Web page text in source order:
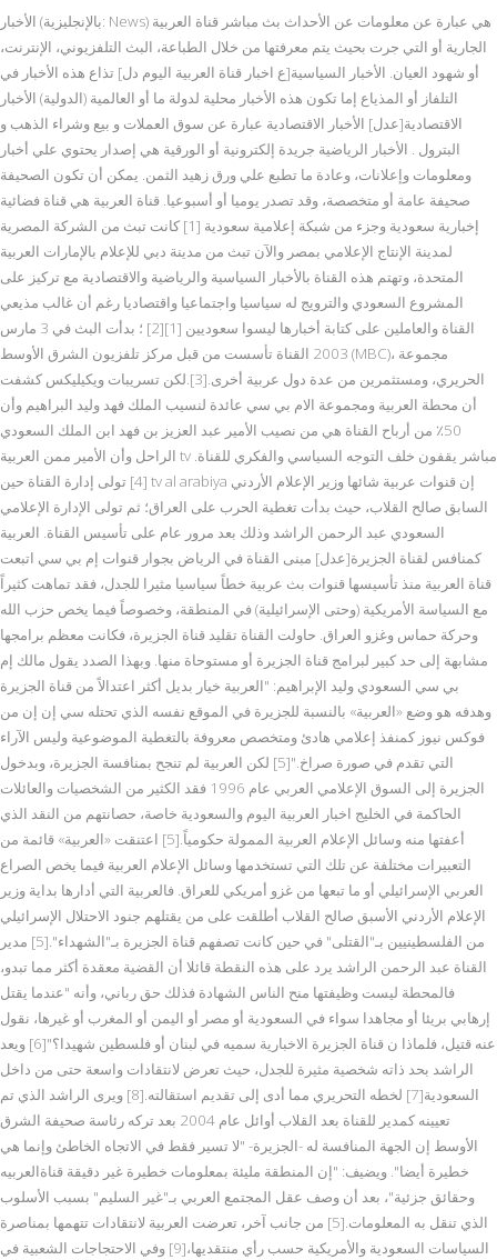
الأخبار (بالإنجليزية: News) هي عبارة عن معلومات عن الأحداث بث مباشر قناة العربية
الجارية أو التي جرت بحيث يتم معرفتها من خلال الطباعة، البث التلفزيوني، الإنترنت،
أو شهود العيان. الأخبار السياسية[ع اخبار قناة العربية اليوم دل] تذاع هذه الأخبار في
التلفاز أو المذياع إما تكون هذه الأخبار محلية لدولة ما أو العالمية (الدولية) الأخبار
الاقتصادية[عدل] الأخبار الاقتصادية عبارة عن سوق العملات و بيع وشراء الذهب و
البترول . الأخبار الرياضية جريدة إلكترونية أو الورقية هي إصدار يحتوي علي أخبار
ومعلومات وإعلانات، وعادة ما تطبع علي ورق زهيد الثمن. يمكن أن تكون الصحيفة
صحيفة عامة أو متخصصة، وقد تصدر يوميا أو أسبوعيا. قناة العربية هي قناة فضائية
إخبارية سعودية وجزء من شبكة إعلامية سعودية [1] كانت تبث من الشركة المصرية
لمدينة الإنتاج الإعلامي بمصر والآن تبث من مدينة دبي للإعلام بالإمارات العربية
المتحدة، وتهتم هذه القناة بالأخبار السياسية والرياضية والاقتصادية مع تركيز على
المشروع السعودي والترويج له سياسيا واجتماعيا واقتصاديا رغم أن غالب مذيعي
القناة والعاملين على كتابة أخبارها ليسوا سعوديين [1][2] ؛ بدأت البث في 3 مارس
2003 القناة تأسست من قبل مركز تلفزيون الشرق الأوسط (MBC)، مجموعة
الحريري، ومستثمرين من عدة دول عربية أخرى.[3].لكن تسريبات ويكيليكس كشفت
أن محطة العربية ومجموعة الام بي سي عائدة لنسيب الملك فهد وليد البراهيم وأن
50٪ من أرباح القناة هي من نصيب الأمير عبد العزيز بن فهد ابن الملك السعودي
الراحل وأن الأمير ممن العربية tv مباشر يقفون خلف التوجه السياسي والفكري للقناة.
[4] تولى إدارة القناة حين tv al arabiya إن قنوات عربية شائها وزير الإعلام الأردني
السابق صالح القلاب، حيث بدأت تغطية الحرب على العراق؛ ثم تولى الإدارة الإعلامي
السعودي عبد الرحمن الراشد وذلك بعد مرور عام على تأسيس القناة. العربية
كمنافس لقناة الجزيرة[عدل] مبنى القناة في الرياض بجوار قنوات إم بي سي اتبعت
قناة العربية منذ تأسيسها قنوات بث عربية خطاً سياسيا مثيرا للجدل، فقد تماهت كثيراً
مع السياسة الأمريكية (وحتى الإسرائيلية) في المنطقة، وخصوصاً فيما يخص حزب الله
وحركة حماس وغزو العراق. حاولت القناة تقليد قناة الجزيرة، فكانت معظم برامجها
مشابهة إلى حد كبير لبرامج قناة الجزيرة أو مستوحاة منها. وبهذا الصدد يقول مالك إم
بي سي السعودي وليد الإبراهيم: "العربية خيار بديل أكثر اعتدالاً من قناة الجزيرة
وهدفه هو وضع «العربية» بالنسبة للجزيرة في الموقع نفسه الذي تحتله سي إن إن من
فوكس نيوز كمنفذ إعلامي هادئ ومتخصص معروفة بالتغطية الموضوعية وليس الآراء
التي تقدم في صورة صراخ."[5] لكن العربية لم تنجح بمنافسة الجزيرة، وبدخول
الجزيرة إلى السوق الإعلامي العربي عام 1996 فقد الكثير من الشخصيات والعائلات
الحاكمة في الخليج اخبار العربية اليوم والسعودية خاصة، حصانتهم من النقد الذي
أعفتها منه وسائل الإعلام العربية الممولة حكومياً.[5] اعتنقت «العربية» قائمة من
التعبيرات مختلفة عن تلك التي تستخدمها وسائل الإعلام العربية فيما يخص الصراع
العربي الإسرائيلي أو ما تبعها من غزو أمريكي للعراق. فالعربية التي أدارها بداية وزير
الإعلام الأردني الأسبق صالح القلاب أطلقت على من يقتلهم جنود الاحتلال الإسرائيلي
من الفلسطينيين بـ"القتلى" في حين كانت تصفهم قناة الجزيرة بـ"الشهداء".[5] مدير
القناة عبد الرحمن الراشد يرد على هذه النقطة قائلا أن القضية معقدة أكثر مما تبدو،
فالمحطة ليست وظيفتها منح الناس الشهادة فذلك حق رباني، وأنه "عندما يقتل
إرهابي بريئا أو مجاهدا سواء في السعودية أو مصر أو اليمن أو المغرب أو غيرها، نقول
عنه قتيل، فلماذا ن قناة الجزيرة الاخبارية سميه في لبنان أو فلسطين شهيدا؟"[6] ويعد
الراشد بحد ذاته شخصية مثيرة للجدل، حيث تعرض لانتقادات واسعة حتى من داخل
السعودية[7] لخطه التحريري مما أدى إلى تقديم استقالته.[8] ويرى الراشد الذي تم
تعيينه كمدير للقناة بعد القلاب أوائل عام 2004 بعد تركه رئاسة صحيفة الشرق
الأوسط إن الجهة المنافسة له -الجزيرة- "لا تسير فقط في الاتجاه الخاطئ وإنما هي
خطيرة أيضا". ويضيف: "إن المنطقة مليئة بمعلومات خطيرة غير دقيقة قناةالعربيه
وحقائق جزئية"، بعد أن وصف عقل المجتمع العربي بـ"غير السليم" بسبب الأسلوب
الذي تنقل به المعلومات.[5] من جانب آخر، تعرضت العربية لانتقادات تتهمها بمناصرة
السياسات السعودية والأمريكية حسب رأي منتقديها،[9] وفي الاحتجاجات الشعبية في